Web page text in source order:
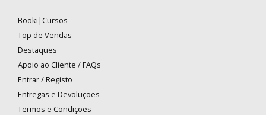
Booki|Cursos
Top de Vendas
Destaques
Apoio ao Cliente / FAQs
Entrar / Registo
Entregas e Devoluções
Termos e Condições